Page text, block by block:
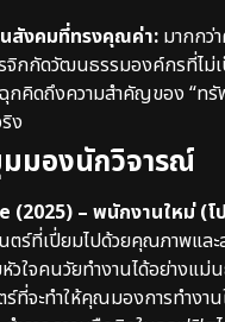
นสังคมที่ทรงคุณค่า: มากกว่
จิกกัดวัฒนธรรมองค์กรที่ไม่
ฉุกคิดถึงความสำคัญของ “ทรั
ง
มองนักวิจารณ์
(2025) – พนักงานใหม่ (โ
ตร์ที่เปี่ยมไปด้วยคุณภาพและ
ใจคนวัยทำงานได้อย่างแม่
ที่จะทำให้คุณมองการทำงา